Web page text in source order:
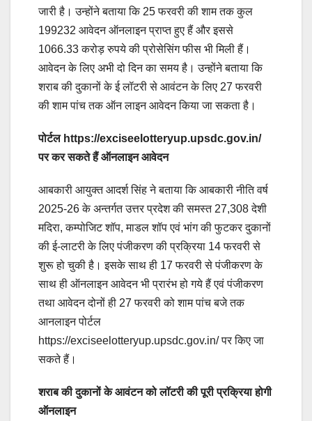
जारी है। उन्होंने बताया कि 25 फरवरी की शाम तक कुल
199232 आवेदन ऑनलाइन प्राप्त हुए हैं और इससे
1066.33 करोड़ रुपये की प्रोसेसिंग फीस भी मिली हैं।
आवेदन के लिए अभी दो दिन का समय है। उन्होंने बताया कि
शराब की दुकानों के ई लॉटरी से आ‍वंटन के लिए 27 फरवरी
की शाम पांच तक ऑन लाइन आवेदन किया जा सकता है।
पोर्टल https://exciseelotteryup.upsdc.gov.in/
पर कर सकते हैं ऑनलाइन आवेदन
आबकारी आयुक्त आदर्श सिंह ने बताया कि आबकारी नीति वर्ष
2025-26 के अन्तर्गत उत्तर प्रदेश की समस्त 27,308 देशी
मदिरा, कम्पोजिट शॉप, माडल शॉप एवं भांग की फुटकर दुकानों
की ई-लाटरी के लिए पंजीकरण की प्रक्रिया 14 फरवरी से
शुरू हो चुकी है। इसके साथ ही 17 फरवरी से पंजीकरण के
साथ ही ऑनलाइन आवेदन भी प्रारंभ हो गये हैं एवं पंजीकरण
तथा आवेदन दोनों ही 27 फरवरी को शाम पांच बजे तक
आनलाइन पोर्टल
https://exciseelotteryup.upsdc.gov.in/ पर किए जा
सकते हैं।
शराब की दुकानों के आवंटन को लॉटरी की पूरी प्रक्रिया होगी
ऑनलाइन